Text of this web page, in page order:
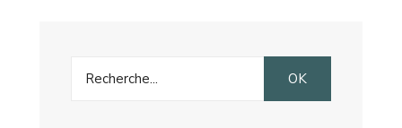
for:
OK